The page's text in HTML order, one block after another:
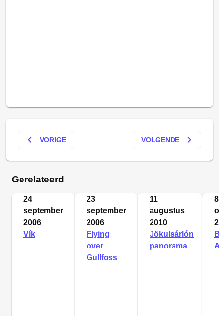
keyboard_arrow_left VORIGE VOLGENDE keyboard_arrow_right
Gerelateerd
24
september
2006
Vík
23
september
2006
Flying
over
Gullfoss
11
augustus
2010
Jökulsárlón
panorama
8